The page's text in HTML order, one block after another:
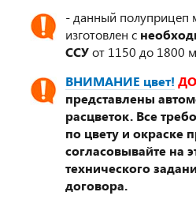
- данный полуприцеп
изготовлен с
ССУот 1150 до 1800
ВНИМАНИЕ цвет!
представлены
расцветок. Все
по цвету и окраске
согласовывайте на
технического
договора.